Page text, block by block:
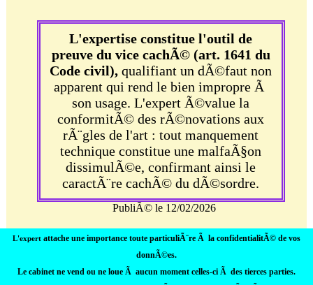
L'expertise constitue l'outil de
preuve du vice cachÃ© (art. 1641 du
Code civil), qualifiant un dÃ©faut non
apparent qui rend le bien impropre Ã
son usage. L'expert Ã©value la
conformitÃ© des rÃ©novations aux
rÃ¨gles de l'art : tout manquement
technique constitue une malfaÃ§on
dissimulÃ©e, confirmant ainsi le
caractÃ¨re cachÃ© du dÃ©sordre.
PubliÃ© le 12/02/2026
L'expert attache une importance toute particuliÃ¨re Ã la confidentialitÃ© de vos
donnÃ©es.
Le cabinet ne vend ou ne loue Ã aucun moment celles-ci Ã des tierces parties.